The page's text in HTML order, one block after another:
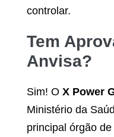
controlar.
Tem
Anvisa?
Sim! O X Power
Ministério da
principal órgão